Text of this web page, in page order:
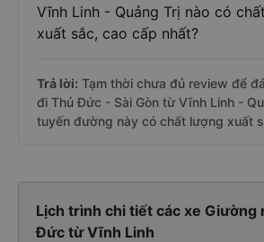
Vĩnh Linh - Quảng Trị nào có
xuất sắc, cao cấp nhất?
Trả lời: Tạm thời chưa đủ review để
đi Thủ Đức - Sài Gòn từ Vĩnh Linh -
tuyến đường này có chất lượng xuất
Lịch trình chi tiết các xe Giường
Đức từ Vĩnh Linh